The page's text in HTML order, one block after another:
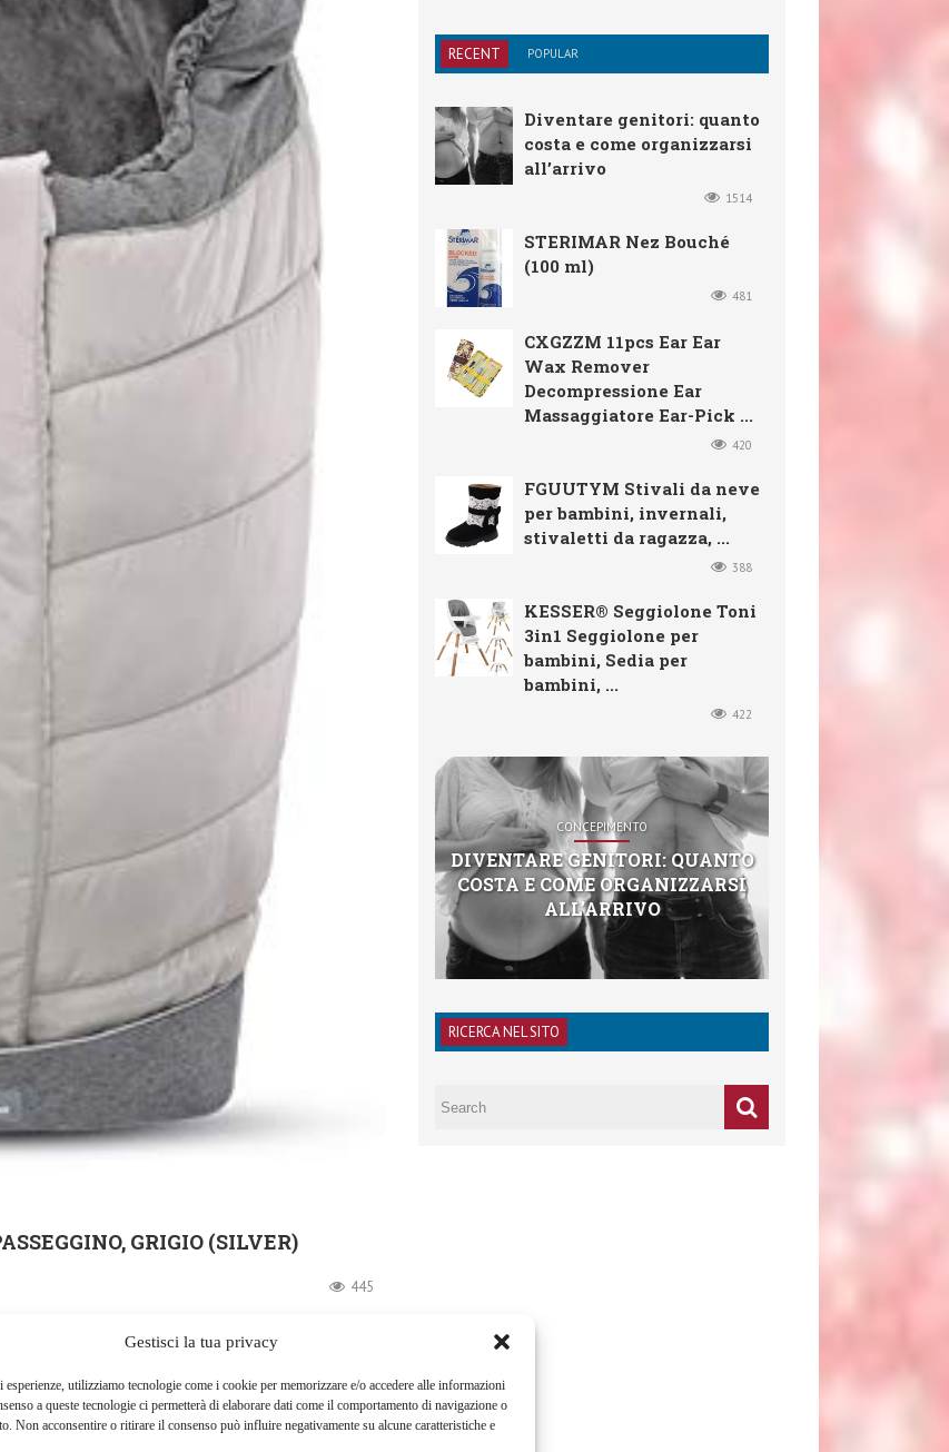
Gestisci la tua privacy
utilizziamo tecnologie come i cookie per memorizzare e/o accedere alle informazioni
a queste tecnologie ci permetterà di elaborare dati come il comportamento di navigazione o
Non acconsentire o ritirare il consenso può influire negativamente su alcune caratteristiche e
GRIGIO (SILVER)
445
RECENT POPULAR
Diventare genitori: quanto
costa e come organizzarsi
all’arrivo
1514
STERIMAR Nez Bouché
(100 ml)
481
CXGZZM 11pcs Ear Ear
Wax Remover
Decompressione Ear
Massaggiatore Ear-Pick ...
420
FGUUTYM Stivali da neve
per bambini, invernali,
stivaletti da ragazza, ...
388
KESSER® Seggiolone Toni
3in1 Seggiolone per
bambini, Sedia per
bambini, ...
422
CONCEPIMENTO
DIVENTARE GENITORI: QUANTO
COSTA E COME ORGANIZZARSI
ALL’ARRIVO
RICERCA NEL SITO